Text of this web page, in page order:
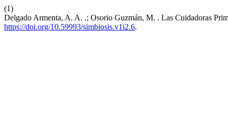
(1)
Delgado Armenta, A. A. .; Osorio Guzmán, M. . Las Cuidadoras
https://doi.org/10.59993/simbiosis.v1i2.6.